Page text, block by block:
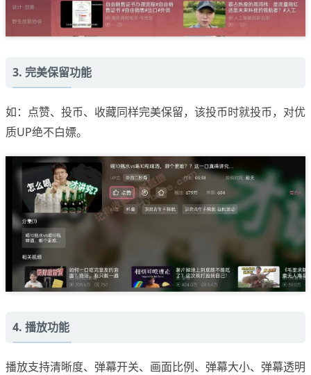
3. 完美保留功能
如：点赞、投币、收藏同样完美保留，该投币时就投币，对优
质UP绝不白嫖。
4. 播放功能
播放支持清晰度、弹幕开关、画面比例、弹幕大小、弹幕透明